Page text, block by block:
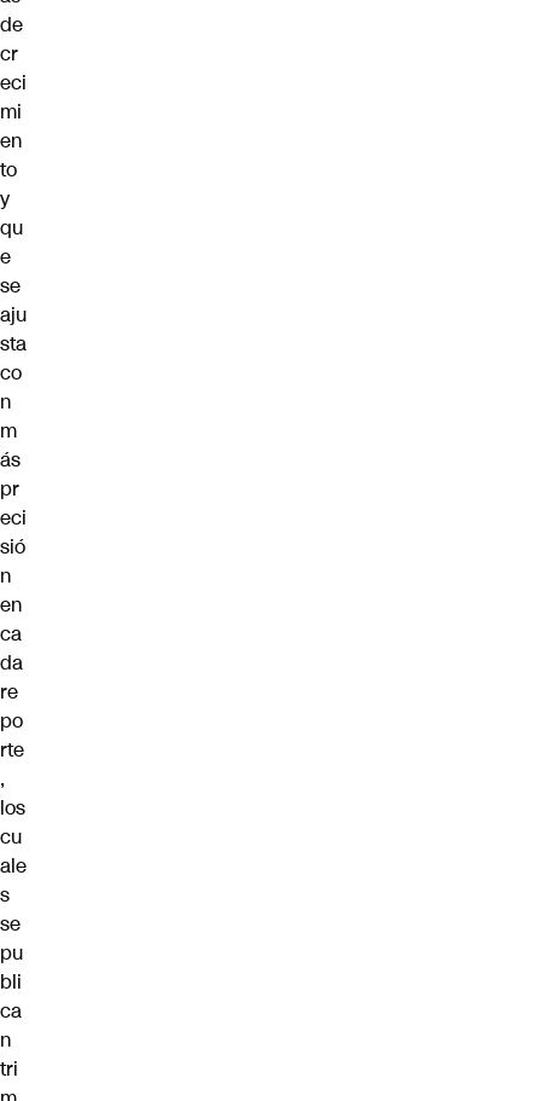
de
cr
eci
mi
en
to
y
qu
e
se
aju
sta
co
n
m
ás
pr
eci
sió
n
en
ca
da
re
po
rte
,
los
cu
ale
s
se
pu
bli
ca
n
tri